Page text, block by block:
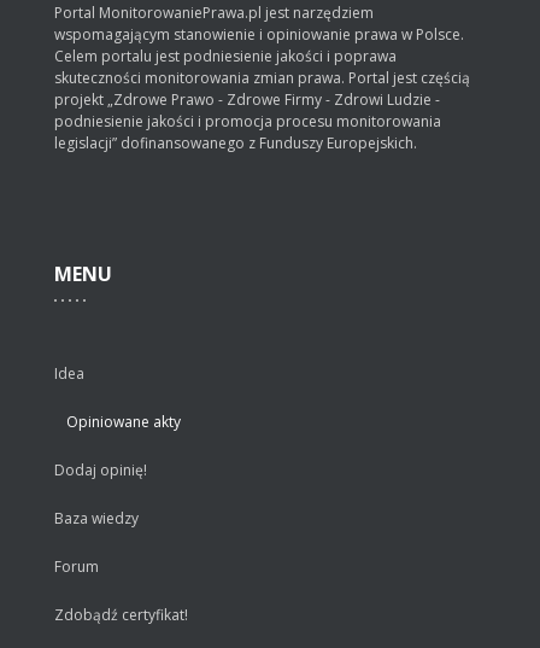
Portal MonitorowaniePrawa.pl jest narzędziem
wspomagającym stanowienie i opiniowanie prawa w Polsce.
Celem portalu jest podniesienie jakości i poprawa
skuteczności monitorowania zmian prawa. Portal jest częścią
projekt „Zdrowe Prawo - Zdrowe Firmy - Zdrowi Ludzie -
podniesienie jakości i promocja procesu monitorowania
legislacji” dofinansowanego z Funduszy Europejskich.
MENU
Idea
Opiniowane akty
Dodaj opinię!
Baza wiedzy
Forum
Zdobądź certyfikat!